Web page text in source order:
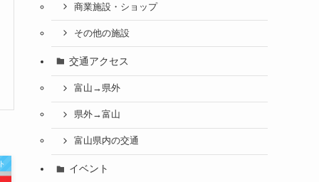
商業施設・ショップ
その他の施設
交通アクセス
富山→県外
県外→富山
富山県内の交通
イベント